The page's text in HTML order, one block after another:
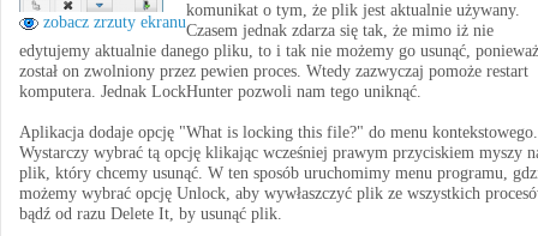
zobacz zrzuty ekranu
komunikat o tym, że plik jest aktualnie używany.
Czasem jednak zdarza się tak, że mimo iż nie
edytujemy aktualnie danego pliku, to i tak nie możemy go usunąć,
został on zwolniony przez pewien proces. Wtedy zazwyczaj pomoże restart
komputera. Jednak LockHunter pozwoli nam tego uniknąć.
Aplikacja dodaje opcję "What is locking this file?" do menu kontekstowego.
Wystarczy wybrać tą opcję klikając wcześniej prawym przyciskiem myszy
plik, który chcemy usunąć. W ten sposób uruchomimy menu programu,
możemy wybrać opcję Unlock, aby wywłaszczyć plik ze wszystkich
bądź od razu Delete It, by usunąć plik.